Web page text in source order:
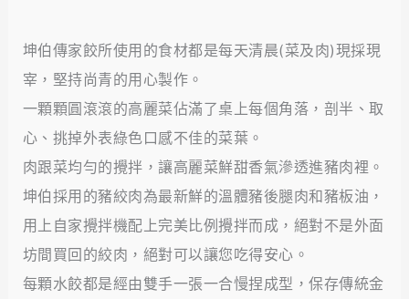
坤伯傳家餃所使用的食材都是每天清晨(菜及肉)現採現
宰，堅持尚青的用心製作。
一顆顆圓滾滾的高麗菜佔滿了桌上每個角落，剖半、取
心、挑掉外表綠色口感不佳的菜葉。
肉跟菜均勻的攪拌，讓高麗菜鮮甜香氣滲透進豬肉裡。
坤伯採用的豬絞肉為最新鮮的溫體豬後腿肉和豬板油，
用上自家攪拌機配上完美比例攪拌而成，絕對不是外面
坊間買回的絞肉，絕對可以讓您吃得安心。
每顆水餃都是經由雙手一張一合慢捏成型，保存傳統金